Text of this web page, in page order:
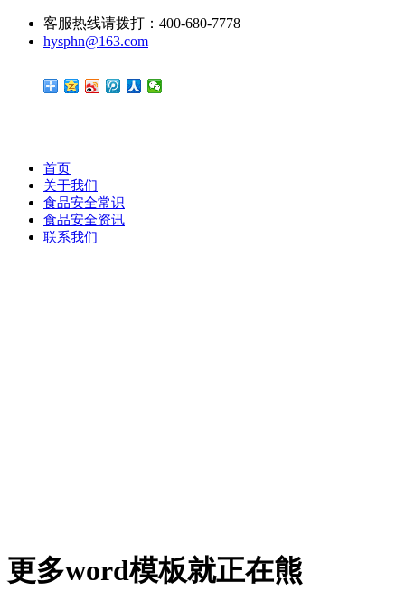
客服热线请拨打：400-680-7778
hysphn@163.com
首页
关于我们
食品安全常识
食品安全资讯
联系我们
更多word模板就正在熊